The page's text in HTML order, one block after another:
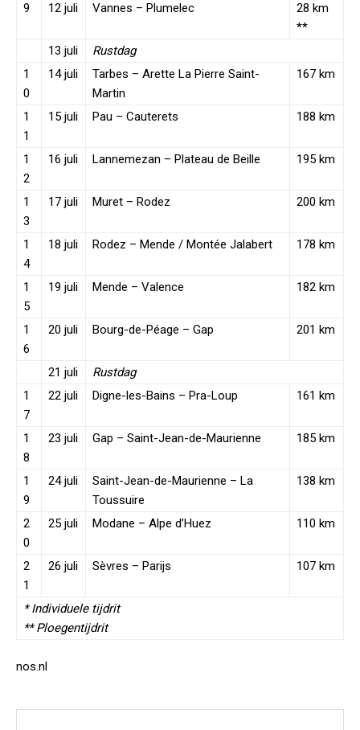
9
12 juli Vannes – Plumelec
28 km
**
13 juli
Rustdag
1
0
14 juli
Tarbes – Arette La Pierre Saint-
Martin
167 km
1
1
15 juli Pau – Cauterets 188 km
1
2
16 juli Lannemezan – Plateau de Beille 195 km
1
3
17 juli Muret – Rodez 200 km
1
4
18 juli Rodez – Mende / Montée Jalabert 178 km
1
5
19 juli Mende – Valence 182 km
1
6
20 juli Bourg-de-Péage – Gap 201 km
21 juli
Rustdag
1
7
22 juli Digne-les-Bains – Pra-Loup 161 km
1
8
23 juli Gap – Saint-Jean-de-Maurienne 185 km
1
9
24 juli
Saint-Jean-de-Maurienne – La
Toussuire
138 km
2
0
25 juli Modane – Alpe d’Huez 110 km
2
1
26 juli Sèvres – Parijs 107 km
* Individuele tijdrit
** Ploegentijdrit
nos.nl